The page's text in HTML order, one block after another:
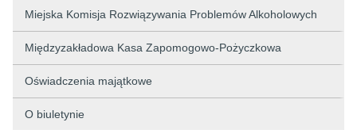
Miejska Komisja Rozwiązywania Problemów Alkoholowych
Międzyzakładowa Kasa Zapomogowo-Pożyczkowa
Oświadczenia majątkowe
O biuletynie